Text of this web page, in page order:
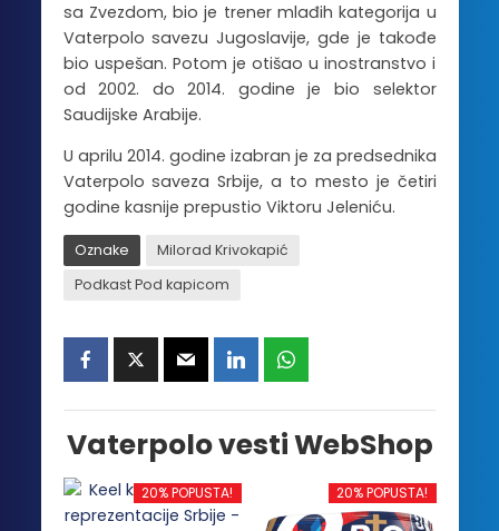
sa Zvezdom, bio je trener mlađih kategorija u
Vaterpolo savezu Jugoslavije, gde je takođe
bio uspešan. Potom je otišao u inostranstvo i
od 2002. do 2014. godine je bio selektor
Saudijske Arabije.
U aprilu 2014. godine izabran je za predsednika
Vaterpolo saveza Srbije, a to mesto je četiri
godine kasnije prepustio Viktoru Jeleniću.
Oznake
Milorad Krivokapić
Podkast Pod kapicom
Vaterpolo vesti WebShop
20% POPUSTA! 20% POPUSTA!